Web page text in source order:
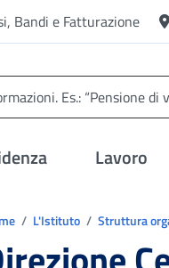
Bandi e Fatturazione
Lavoro
L'Istituto Struttura